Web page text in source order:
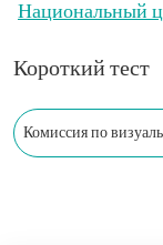
Национальный
Короткий тест
Комиссия по